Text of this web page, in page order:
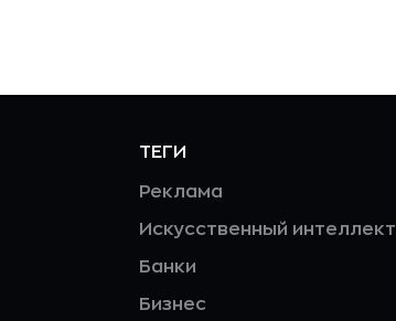
ТЕГИ
Реклама
Искусственный интеллект
Банки
Бизнес